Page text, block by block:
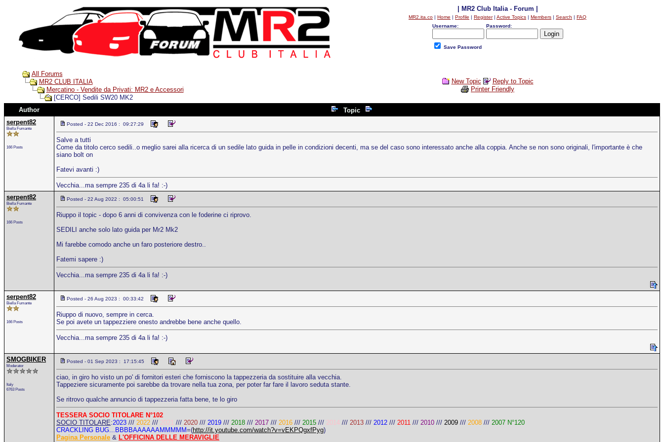
| MR2 Club Italia - Forum |
MR2.ita.co | Home | Profile | Register| Active Topics | Members | Search | FAQ
Username:
Password:
Save Password
All Forums
MR2 CLUB ITALIA
Mercatino - Vendite da Privati: MR2 e Accessori
[CERCO] Sedili SW20 MK2
New Topic
Reply to Topic
Printer Friendly
Author
Topic
serpent82
Biella Fumante
166 Posts
Posted - 22 Dec 2016 : 09:27:29
Salve a tutti
Come da titolo cerco sedili..o meglio sarei alla ricerca di un sedile lato guida in pelle in condizioni decenti, ma se del caso sono interessato anche alla coppia. Anche se non sono originali, l'importante è che
siano bolt on
Fatevi avanti :)
Vecchia...ma sempre 235 di 4a li fa! :-)
serpent82
Biella Fumante
166 Posts
Posted - 22 Aug 2022 : 05:00:51
Riuppo il topic - dopo 6 anni di convivenza con le foderine ci riprovo.
SEDILI anche solo lato guida per Mr2 Mk2
Mi farebbe comodo anche un faro posteriore destro..
Fatemi sapere :)
Vecchia...ma sempre 235 di 4a li fa! :-)
serpent82
Biella Fumante
166 Posts
Posted - 26 Aug 2023 : 00:33:42
Riuppo di nuovo, sempre in cerca.
Se poi avete un tappezziere onesto andrebbe bene anche quello.
Vecchia...ma sempre 235 di 4a li fa! :-)
SMOGBIKER
Moderator
Italy
6763 Posts
Posted - 01 Sep 2023 : 17:15:45
ciao, in giro ho visto un po' di fornitori esteri che forniscono la tappezzeria da sostituire alla vecchia.
Tappeziere sicuramente poi sarebbe da trovare nella tua zona, per poter far fare il lavoro seduta stante.
Se ritrovo qualche annuncio di tappezzeria fatta bene, te lo giro
TESSERA SOCIO TITOLARE N°102
SOCIO TITOLARE:2023 /// 2022 /// 2021 /// 2020 /// 2019 /// 2018 /// 2017 /// 2016 /// 2015 /// 2014 /// 2013 /// 2012 /// 2011 /// 2010 /// 2009 /// 2008 /// 2007 N°120
CRACKLING BUG...BBBBAAAAAAMMMMM=(http://it.youtube.com/watch?v=vEKPQgxfPyg)
Pagina Personale & L'OFFICINA DELLE MERAVIGLIE